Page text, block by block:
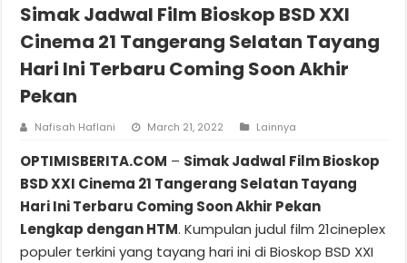
Simak Jadwal Film Bioskop BSD XXI
Cinema 21 Tangerang Selatan Tayang
Hari Ini Terbaru Coming Soon Akhir
Pekan
Nafisah Haflani March 21, 2022 Lainnya
OPTIMISBERITA.COM – Simak Jadwal Film Bioskop
BSD XXI Cinema 21 Tangerang Selatan Tayang
Hari Ini Terbaru Coming Soon Akhir Pekan
Lengkap dengan HTM. Kumpulan judul film 21cineplex
populer terkini yang tayang hari ini di Bioskop BSD XXI